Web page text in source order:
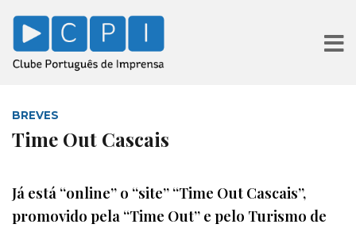
BREVES
Time Out Cascais
Já está “online” o “site” “Time Out Cascais”,
promovido pela “Time Out” e pelo Turismo de